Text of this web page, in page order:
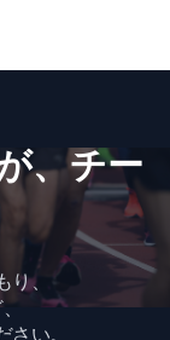
、​チー
、
さい。